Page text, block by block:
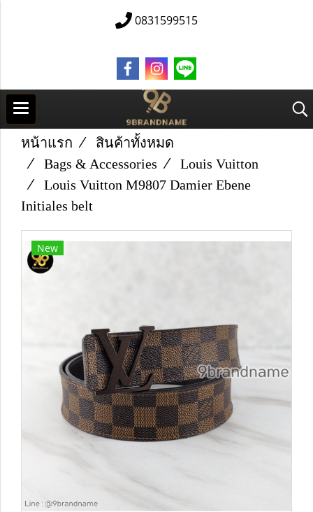
0831599515
หน้าแรก
สินค้าทั้งหมด
Bags & Accessories
Louis Vuitton
Louis Vuitton M9807 Damier Ebene
Initiales belt
New